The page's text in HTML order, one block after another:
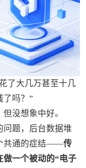
了大几万甚至十几
了吗？”
没想象中好。
问题，后台数据堆
共通的症结——传
做一个被动的“电子